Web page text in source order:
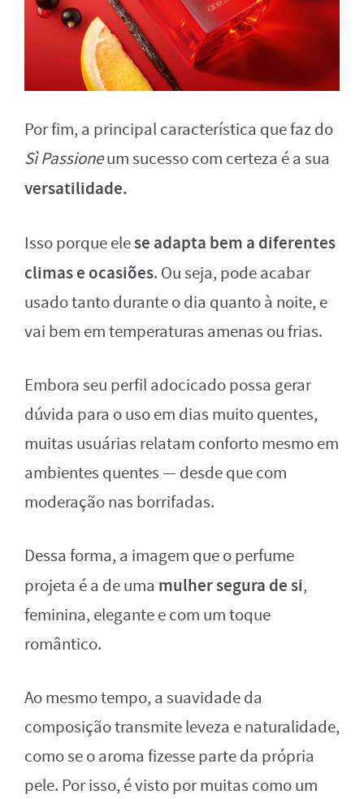
Por fim, a principal característica que faz do
Sì Passioneum sucesso com certeza é a sua
versatilidade.
Isso porque elese adapta bem a diferentes
climas e ocasiões. Ou seja, pode acabar
usado tanto durante o dia quanto à noite, e
vai bem em temperaturas amenas ou frias.
Embora seu perfil adocicado possa gerar
dúvida para o uso em dias muito quentes,
muitas usuárias relatam conforto mesmo em
ambientes quentes — desde que com
moderação nas borrifadas.
Dessa forma, a imagem que o perfume
projeta é a de uma mulher segura de si,
feminina, elegante e com um toque
romântico.
Ao mesmo tempo, a suavidade da
composição transmite leveza e naturalidade,
como se o aroma fizesse parte da própria
pele. Por isso, é visto por muitas como um